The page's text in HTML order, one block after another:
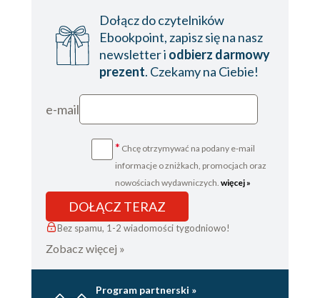
Dołącz do czytelników
Ebookpoint, zapisz się na nasz
newsletter i odbierz darmowy
prezent. Czekamy na Ciebie!
e-mail
* Chcę otrzymywać na podany e-mail
informacje o zniżkach, promocjach oraz
nowościach wydawniczych. więcej »
DOŁĄCZ TERAZ
Bez spamu, 1-2 wiadomości tygodniowo!
Zobacz więcej »
Program partnerski »